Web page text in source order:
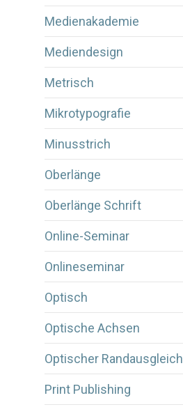
Medienakademie
Mediendesign
Metrisch
Mikrotypografie
Minusstrich
Oberlänge
Oberlänge Schrift
Online-Seminar
Onlineseminar
Optisch
Optische Achsen
Optischer Randausgleich
Print Publishing